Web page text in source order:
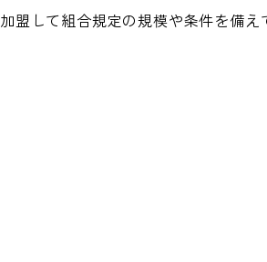
盟して組合規定の規模や条件を備え